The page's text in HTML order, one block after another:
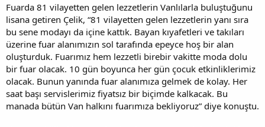
Fuarda 81 vilayetten gelen lezzetlerin Vanlılarla buluştuğunu
lisana getiren Çelik, “81 vilayetten gelen lezzetlerin yanı sıra
bu sene modayı da içine kattık. Bayan kıyafetleri ve takıları
üzerine fuar alanımızın sol tarafında epeyce hoş bir alan
oluşturduk. Fuarımız hem lezzetli birebir vakitte moda dolu
bir fuar olacak. 10 gün boyunca her gün çocuk etkinliklerimiz
olacak. Bunun yanında fuar alanımıza gelmek de kolay. Her
saat başı servislerimiz fiyatsız bir biçimde kalkacak. Bu
manada bütün Van halkını fuarımıza bekliyoruz” diye konuştu.